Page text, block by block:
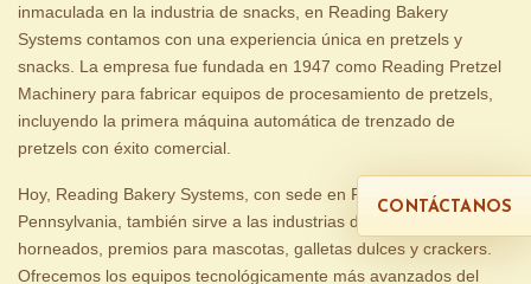
inmaculada en la industria de snacks, en Reading Bakery
Systems contamos con una experiencia única en pretzels y
snacks. La empresa fue fundada en 1947 como Reading Pretzel
Machinery para fabricar equipos de procesamiento de pretzels,
incluyendo la primera máquina automática de trenzado de
pretzels con éxito comercial.
Hoy, Reading Bakery Systems, con sede en Robesonia,
Pennsylvania, también sirve a las industrias de snacks
horneados, premios para mascotas, galletas dulces y crackers.
Ofrecemos los equipos tecnológicamente más avanzados del
CONTÁCTANOS